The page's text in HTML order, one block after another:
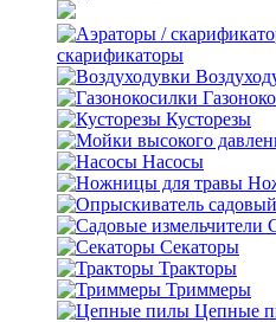
скарификаторы
Кусторезы
Насосы
Секаторы
Тракторы
Триммеры
Цепные